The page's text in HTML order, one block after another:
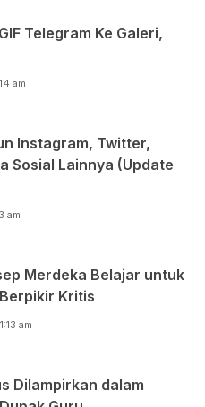
Telegram Ke Galeri,
am
Instagram, Twitter,
Sosial Lainnya (Update
am
Merdeka Belajar untuk
Kritis
am
Dilampirkan dalam